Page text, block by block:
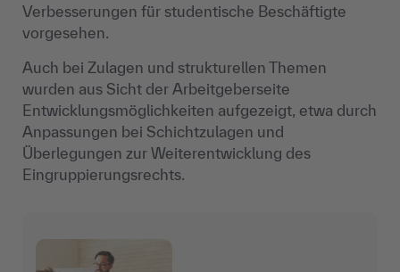
Verbesserungen für studentische Beschäftigte
vorgesehen.
Auch bei Zulagen und strukturellen Themen
wurden aus Sicht der Arbeitgeberseite
Entwicklungsmöglichkeiten aufgezeigt, etwa durch
Anpassungen bei Schichtzulagen und
Überlegungen zur Weiterentwicklung des
Eingruppierungsrechts.